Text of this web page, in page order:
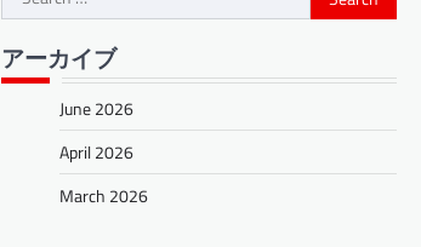
for:
アーカイブ
June 2026
April 2026
March 2026